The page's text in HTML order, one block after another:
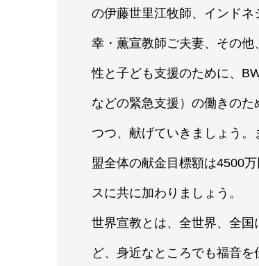
の伊藤世里江牧師、インド
幸・薫宣教師ご夫妻、その
性と子ども支援のために、
などの緊急支援）の働きの
つつ、献げていきましょう
盟全体の献金目標額は4500
スに共に加わりましょう。
世界宣教とは、全世界、全
ど、身近なところでも福音